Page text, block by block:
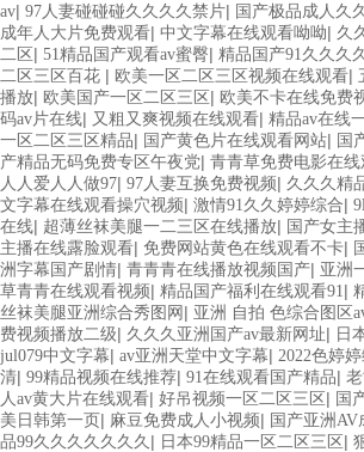
av| 97人妻碰碰碰久久久久禁片| 国产极品成人久
成年人大片免费观看| 中文字幕在线观看呦呦| 久
二区 | 51精品国产观看av蜜臀| 精品国产91久久久
二区三区百花 | 欧美一区二区三区视频在线观看|
播放| 欧美国产一区二区三区 | 欧美不卡在线免费
码av片在线| 又粗又爽视频在线观看| 精品av在线
一区二区三区精品| 国产黄色片在线观看网站| 国
产精品无码免费专区午夜党| 青青草免费电影在线
人人爱人人做97| 97人妻互换免费视频| 久久久精
文字幕在线观看操穴视频| 激情91久久婷婷综合|
在线| 超薄丝袜美腿一二三区在线播放| 国产女主
主播在线露脸观看| 免费网站黄色在线观看不卡|
洲字幕国产剧情| 青青青在线播放视频国产| 亚洲
草青青在线观看视频| 精品国产福利在线观看91|
丝袜美腿亚洲综合秀图网 | 亚洲 自拍 色综合图区
费视频播放二级| 久久久亚洲国产av最新网址| 日
jul079中文字幕| av亚洲天堂中文字幕| 2022色婷
清| 99精品视频在线推荐| 91在线观看国产精品|
人av黄大片在线观看| 好吊视频一区二区三区 | 国
美日韩第一页 | 麻豆免费成人小视频| 国产亚洲
品99久久久久久久久 | 日本99精品一区二区三区 |